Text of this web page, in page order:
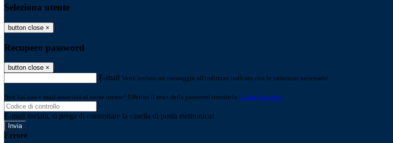
Seleziona utente
button close ×
Recupero password
button close ×
E-mail Verrà inviato un messaggio all'indirizzo indicato con le istruzioni necessarie.
Non hai una e-mail associata al nome utente? Effettua il reset della password tramite la Login Spaggiari
E-mail inviata, si prega di controllare la casella di posta elettronica!
Errore